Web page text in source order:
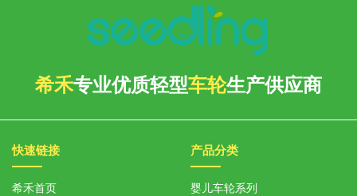
希禾专业优质轻型车轮生产供应商
快速链接
希禾首页
产品分类
婴儿车轮系列